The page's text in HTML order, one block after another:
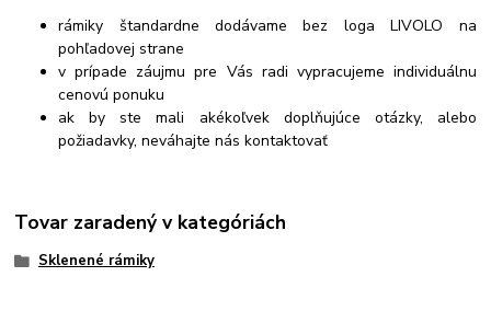
rámiky štandardne dodávame bez loga LIVOLO na
pohľadovej strane
v prípade záujmu pre Vás radi vypracujeme individuálnu
cenovú ponuku
ak by ste mali akékoľvek doplňujúce otázky, alebo
požiadavky, neváhajte nás kontaktovať
Tovar zaradený v kategóriách
Sklenené rámiky